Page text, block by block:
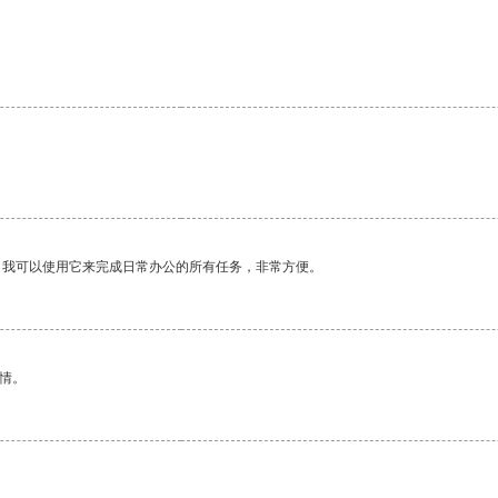
可以使用它来完成日常办公的所有任务，非常方便。
。